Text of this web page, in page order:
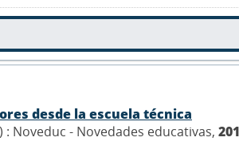
desde la escuela técnica
Noveduc - Novedades educativas,